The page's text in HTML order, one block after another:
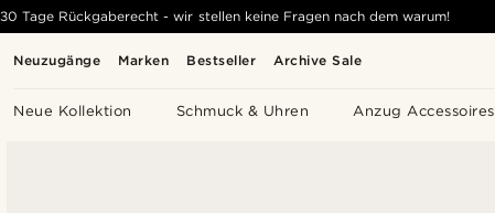
Neuzugänge Marken Bestseller Archive Sale
Neue Kollektion Schmuck & Uhren Anzug Accessoires
30 Tage Rückgaberecht - wir stellen keine Fragen nach dem warum!